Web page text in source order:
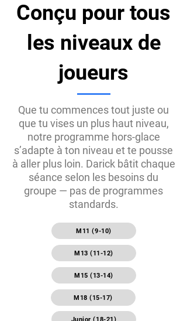
Conçu pour tous
les niveaux de
joueurs
Que tu commences tout juste ou
que tu vises un plus haut niveau,
notre programme hors-glace
s’adapte à ton niveau et te pousse
à aller plus loin. Darick bâtit chaque
séance selon les besoins du
groupe — pas de programmes
standards.
M11 (9-10)
M13 (11-12)
M15 (13-14)
M18 (15-17)
Junior (18-21)